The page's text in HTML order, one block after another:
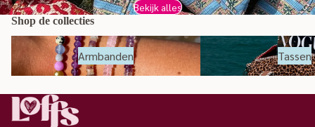
Bekijk alles
Shop de collecties
Armbanden
Armbanden
Tassen
Tassen